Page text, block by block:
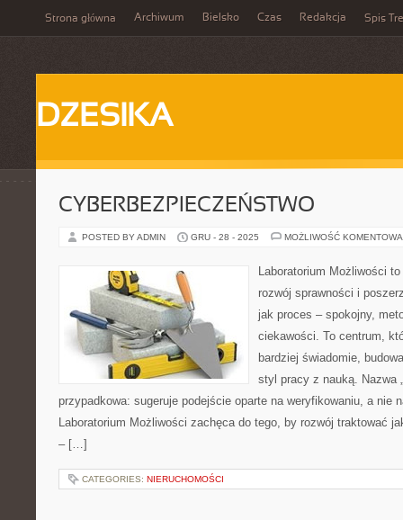
Strona główna Archiwum Bielsko Czas Redakcja Spis
DZESIKA
CYBERBEZPIECZEŃSTWO
POSTED BY ADMIN GRU - 28 - 2025 MOŻLIWOŚĆ
Laboratorium Możliwości
rozwój sprawności i
jak proces – spokojny,
ciekawości. To centrum,
bardziej świadomie,
styl pracy z nauką. Nazwa
przypadkowa: sugeruje podejście oparte na weryfikowaniu, a nie
Laboratorium Możliwości zachęca do tego, by rozwój traktować
– […]
CATEGORIES: NIERUCHOMOŚCI